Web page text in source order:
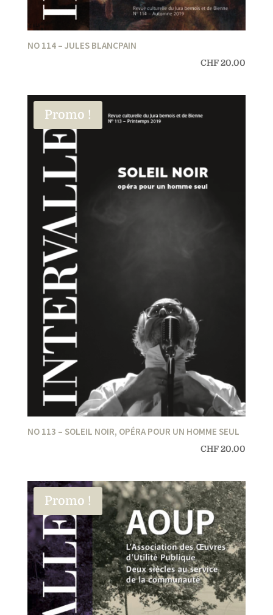
NO 114 – JULES BLANCPAIN
CHF20.00
Promo !
NO 113 – SOLEIL NOIR, OPÉRA POUR UN HOMME SEUL
CHF20.00
Promo !